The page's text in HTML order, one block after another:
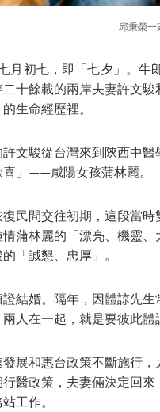
邱秉榮一
月初七，即「七夕」。
十餘載的兩岸夫妻許文
生命經歷裡。
許文駿從台灣來到陝西中
」——咸陽女孩蒲林麗。
民間交往初期，這段當
蒲林麗的「漂亮、機靈
「誠懇、忠厚」。
證結婚。隔年，因體諒先
人在一起，就是要彼此體
展和惠台政策不斷施行
醫政策，夫妻倆決定回
工作。